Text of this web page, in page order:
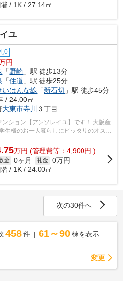
/ 1K / 27.14㎡
ユ
0
円
「野崎 」駅 徒歩13分
「住道 」駅 徒歩25分
いはんな線 「新石切 」駅 徒歩45分
/ 24.00㎡
大東市寺川 ３丁目
ョン【アンソレイユ】です！ 大阪産
生様のお一人暮らしにピッタリのオスス
か...
万円 (管理費等：4,900円 )
金 0ヶ月 礼金 0万円
/ 1K / 24.00㎡
次の30件へ
458 件 61～90 棟を表示
変更